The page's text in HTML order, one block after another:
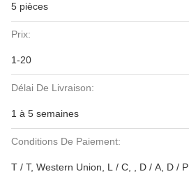
5 pièces
Prix:
1-20
Délai De Livraison:
1 à 5 semaines
Conditions De Paiement:
T / T, Western Union, L / C, , D / A, D / P